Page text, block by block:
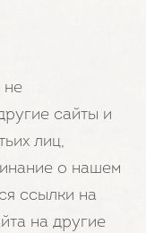
не
сайты и
лиц,
о нашем
ссылки на
на другие